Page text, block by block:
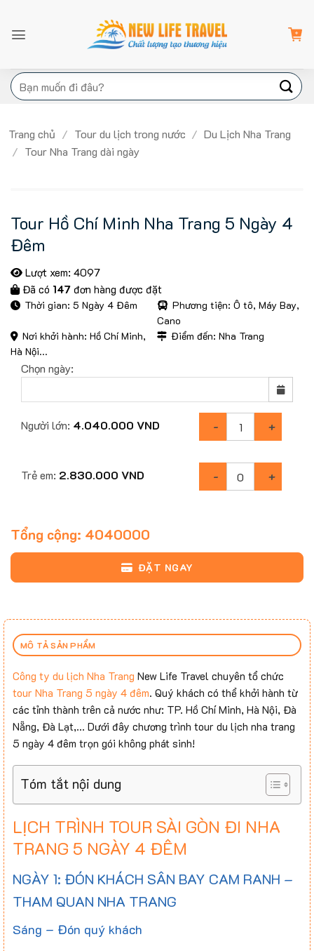
nội
Tìm
kiếm:
Trang chủ / Tour du lịch trong nước / Du Lịch Nha Trang
/ Tour Nha Trang dài ngày
Tour Hồ Chí Minh Nha Trang 5 Ngày 4
Đêm
Lượt xem: 4097
Đã có 147 đơn hàng được đặt
Thời gian: 5 Ngày 4 Đêm
Phương tiện: Ô tô, Máy Bay,
Cano
Nơi khởi hành: Hồ Chí Minh,
Hà Nội...
Điểm đến: Nha Trang
Chọn ngày:
Người lớn: 4.040.000 VND
Trẻ em: 2.830.000 VND
Tổng cộng: 4040000
ĐẶT NGAY
MÔ TẢ SẢN PHẨM
Công ty du lịch Nha Trang New Life Travel chuyên tổ chức
tour Nha Trang 5 ngày 4 đêm. Quý khách có thể khởi hành từ
các tỉnh thành trên cả nước như: TP. Hồ Chí Minh, Hà Nội, Đà
Nẵng, Đà Lạt,… Dưới đây chương trình tour du lịch nha trang
5 ngày 4 đêm trọn gói không phát sinh!
Tóm tắt nội dung
LỊCH TRÌNH TOUR SÀI GÒN ĐI NHA
TRANG 5 NGÀY 4 ĐÊM
NGÀY 1: ĐÓN KHÁCH SÂN BAY CAM RANH –
THAM QUAN NHA TRANG
Sáng – Đón quý khách